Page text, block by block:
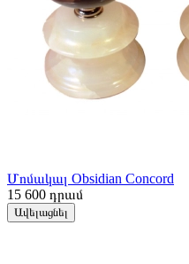
Մոմակալ Obsidian Concord
15 600 դրամ
Ավելացնել